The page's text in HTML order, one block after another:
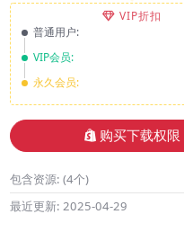
VIP折扣
普通用户:
VIP会员:
永久会员:
购买下载权限
包含资源: (4个)
最近更新: 2025-04-29